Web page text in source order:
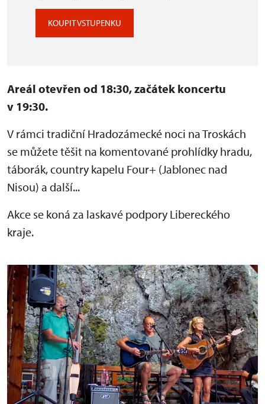
KOUPIT VSTUPENKU
Areál otevřen od 18:30, začátek koncertu
v 19:30.
V rámci tradiční Hradozámecké noci na Troskách
se můžete těšit na komentované prohlídky hradu,
táborák, country kapelu Four+ (Jablonec nad
Nisou) a další...
Akce se koná za laskavé podpory Libereckého
kraje.